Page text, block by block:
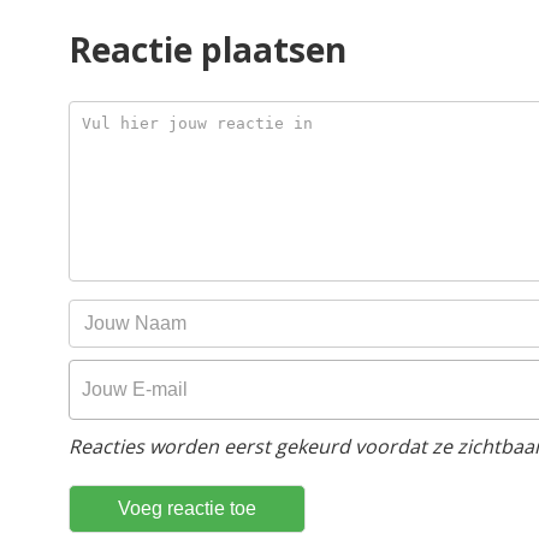
Reactie plaatsen
Reacties worden eerst gekeurd voordat ze